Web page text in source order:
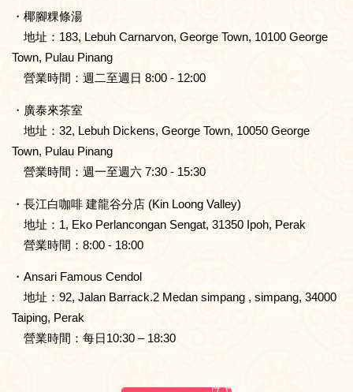
・椰腳粿條湯
地址：183, Lebuh Carnarvon, George Town, 10100 George
Town, Pulau Pinang
營業時間：週二至週日 8:00 - 12:00
・廣泰來茶室
地址：32, Lebuh Dickens, George Town, 10050 George
Town, Pulau Pinang
營業時間：週一至週六 7:30 - 15:30
・長江白咖啡 建龍谷分店 (Kin Loong Valley)
地址：1, Eko Perlancongan Sengat, 31350 Ipoh, Perak
營業時間：8:00 - 18:00
・Ansari Famous Cendol
地址：92, Jalan Barrack.2 Medan simpang , simpang, 34000
Taiping, Perak
營業時間：每日10:30 – 18:30